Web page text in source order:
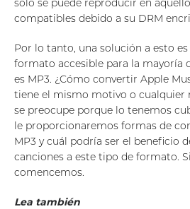
solo se puede reproducir en
compatibles debido a su DRM
Por lo tanto, una solución a esto
formato accesible para la mayoría
es MP3. ¿Cómo convertir Apple
tiene el mismo motivo o cualquier
se preocupe porque lo tenemos
le proporcionaremos formas de
MP3 y cuál podría ser el beneficio
canciones a este tipo de formato.
comencemos.
Lea también